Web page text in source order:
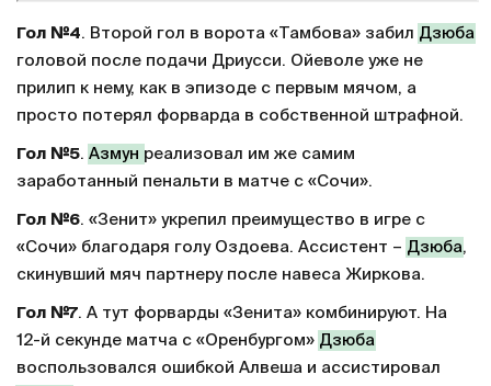
Гол №4. Второй гол в ворота «Тамбова» забил Дзюба
головой после подачи Дриусси. Ойеволе уже не
прилип к нему, как в эпизоде с первым мячом, а
просто потерял форварда в собственной штрафной.
Гол №5. Азмун реализовал им же самим
заработанный пенальти в матче с «Сочи».
Гол №6. «Зенит» укрепил преимущество в игре с
«Сочи» благодаря голу Оздоева. Ассистент – Дзюба,
скинувший мяч партнеру после навеса Жиркова.
Гол №7. А тут форварды «Зенита» комбинируют. На
12-й секунде матча с «Оренбургом» Дзюба
воспользовался ошибкой Алвеша и ассистировал